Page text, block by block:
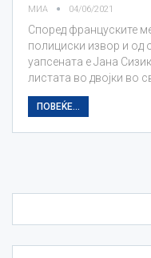
МИА 04/06/2021
Според француските
полициски извор и од
уапсената е Јана
листата во двојки во
ПОВЕЌЕ...